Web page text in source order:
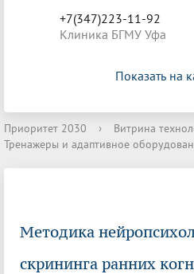
+7(347)223-11-92
Клиника БГМУ Уфа
Показать на
Приоритет 2030 › Витрина
Тренажеры и адаптивное
Методика
скрининга ранних